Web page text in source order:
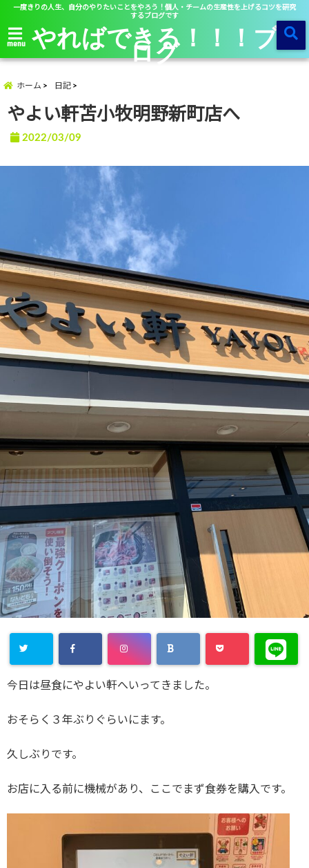
一度きりの人生、自分のやりたいことをやろう！個人・チームの生産性を上げるコツを研究
するブログです
menu やればできる！！！ブ
ログ
ホーム 日記
やよい軒苫小牧明野新町店へ
2022/03/09
今日は昼食にやよい軒へいってきました。
おそらく３年ぶりぐらいにます。
久しぶりです。
お店に入る前に機械があり、ここでまず食券を購入です。